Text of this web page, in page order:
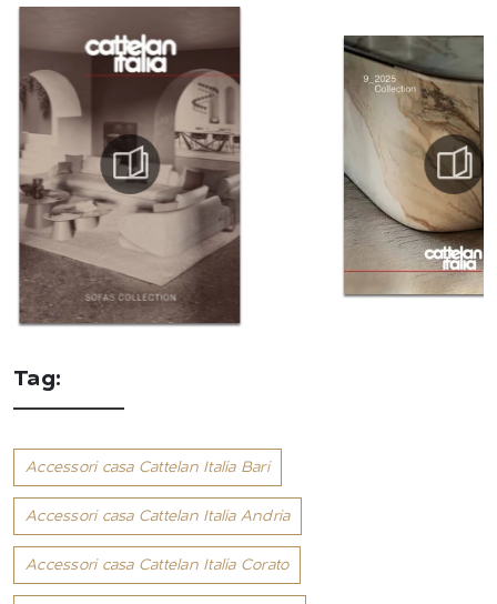
Tag:
Accessori casa Cattelan Italia Bari
Accessori casa Cattelan Italia Andria
Accessori casa Cattelan Italia Corato